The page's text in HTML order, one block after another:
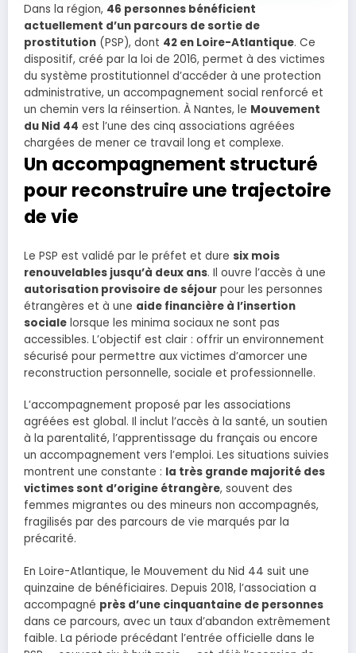
Dans la région, 46 personnes bénéficient
actuellement d’un parcours de sortie de
prostitution (PSP), dont 42 en Loire-Atlantique. Ce
dispositif, créé par la loi de 2016, permet à des victimes
du système prostitutionnel d’accéder à une protection
administrative, un accompagnement social renforcé et
un chemin vers la réinsertion. À Nantes, le Mouvement
du Nid 44 est l’une des cinq associations agréées
chargées de mener ce travail long et complexe.
Un accompagnement structuré
pour reconstruire une trajectoire
de vie
Le PSP est validé par le préfet et dure six mois
renouvelables jusqu’à deux ans. Il ouvre l’accès à une
autorisation provisoire de séjour pour les personnes
étrangères et à une aide financière à l’insertion
sociale lorsque les minima sociaux ne sont pas
accessibles. L’objectif est clair : offrir un environnement
sécurisé pour permettre aux victimes d’amorcer une
reconstruction personnelle, sociale et professionnelle.
L’accompagnement proposé par les associations
agréées est global. Il inclut l’accès à la santé, un soutien
à la parentalité, l’apprentissage du français ou encore
un accompagnement vers l’emploi. Les situations suivies
montrent une constante : la très grande majorité des
victimes sont d’origine étrangère, souvent des
femmes migrantes ou des mineurs non accompagnés,
fragilisés par des parcours de vie marqués par la
précarité.
En Loire-Atlantique, le Mouvement du Nid 44 suit une
quinzaine de bénéficiaires. Depuis 2018, l’association a
accompagné près d’une cinquantaine de personnes
dans ce parcours, avec un taux d’abandon extrêmement
faible. La période précédant l’entrée officielle dans le